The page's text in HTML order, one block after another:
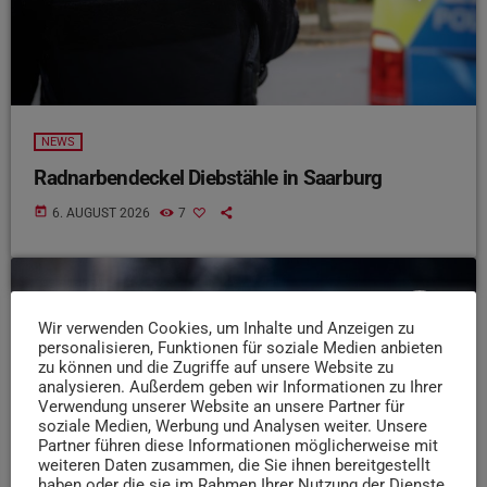
NEWS
Radnarbendeckel Diebstähle in Saarburg
today 6. AUGUST 2026 7
Wir verwenden Cookies, um Inhalte und Anzeigen zu
personalisieren, Funktionen für soziale Medien anbieten
zu können und die Zugriffe auf unsere Website zu
analysieren. Außerdem geben wir Informationen zu Ihrer
Verwendung unserer Website an unsere Partner für
soziale Medien, Werbung und Analysen weiter. Unsere
Partner führen diese Informationen möglicherweise mit
weiteren Daten zusammen, die Sie ihnen bereitgestellt